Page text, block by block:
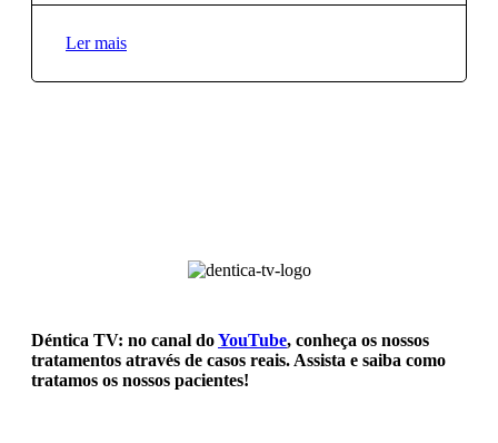
Ler mais
Déntica TV: no canal doYouTube, conheça os nossos
tratamentos através de casos reais. Assista e saiba como
tratamos os nossos pacientes!